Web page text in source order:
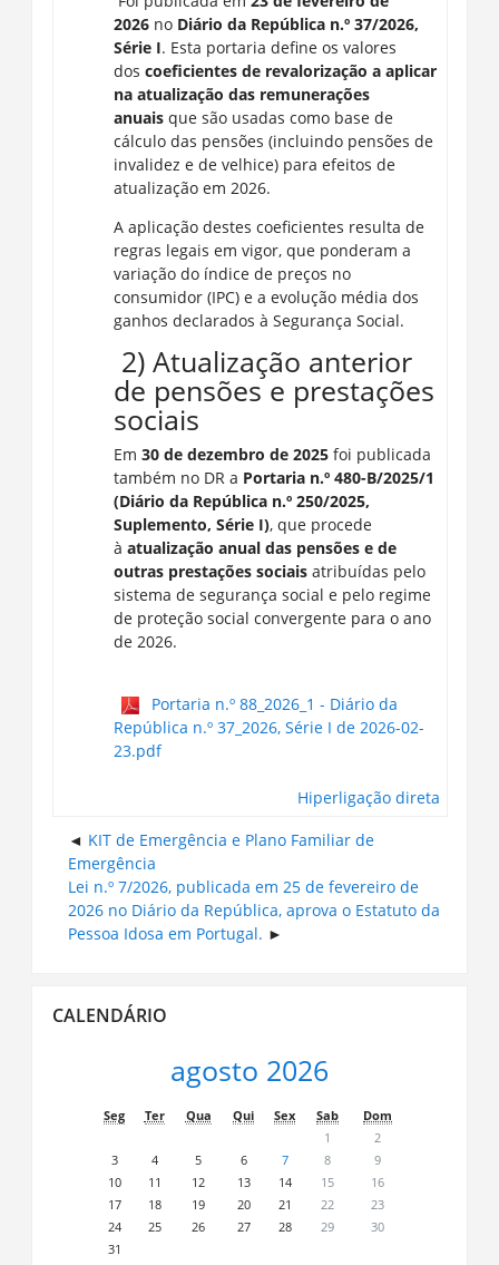
2026no Diário da República n.º 37/2026,
Série I. Esta portaria define os valores
dos coeficientes de revalorização a aplicar
na atualização das remunerações
anuaisque são usadas como base de
cálculo das pensões (incluindo pensões de
invalidez e de velhice) para efeitos de
atualização em 2026.
A aplicação destes coeficientes resulta de
regras legais em vigor, que ponderam a
variação do índice de preços no
consumidor (IPC) e a evolução média dos
ganhos declarados à Segurança Social.
2) Atualização anterior
de pensões e prestações
sociais
Em 30 de dezembro de 2025foi publicada
também no DR a Portaria n.º 480-B/2025/1
(Diário da República n.º 250/2025,
Suplemento, Série I), que procede
à atualização anual das pensões e de
outras prestações sociaisatribuídas pelo
sistema de segurança social e pelo regime
de proteção social convergente para o ano
de 2026.
Portaria n.º 88_2026_1 - Diário da
República n.º 37_2026, Série I de 2026-02-
23.pdf
Hiperligação direta
KIT de Emergência e Plano Familiar de
Emergência
Lei n.º 7/2026, publicada em 25 de fevereiro de
2026 no Diário da República, aprova o Estatuto da
Pessoa Idosa em Portugal.
Calendário
CALENDÁRIO
agosto 2026
Seg Ter Qua Qui Sex Sab
Dom
1
2
3
4 5 6 7 8
9
10
11 12 13 14 15
16
17
18 19 20 21 22
23
24
25 26 27 28 29
30
31